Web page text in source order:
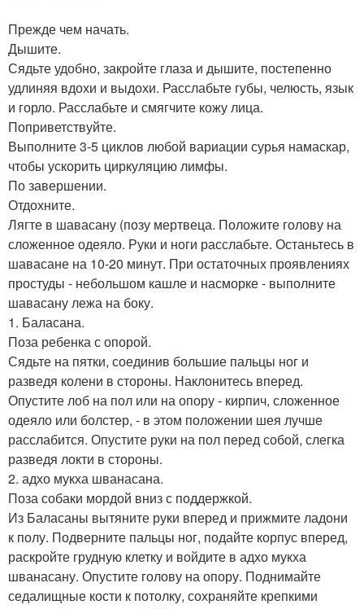
Прежде чем начать.
Дышите.
Сядьте удобно, закройте глаза и дышите, постепенно
удлиняя вдохи и выдохи. Расслабьте губы, челюсть, язык
и горло. Расслабьте и смягчите кожу лица.
Поприветствуйте.
Выполните 3-5 циклов любой вариации сурья намаскар,
чтобы ускорить циркуляцию лимфы.
По завершении.
Отдохните.
Лягте в шавасану (позу мертвеца. Положите голову на
сложенное одеяло. Руки и ноги расслабьте. Останьтесь в
шавасане на 10-20 минут. При остаточных проявлениях
простуды - небольшом кашле и насморке - выполните
шавасану лежа на боку.
1. Баласана.
Поза ребенка с опорой.
Сядьте на пятки, соединив большие пальцы ног и
разведя колени в стороны. Наклонитесь вперед.
Опустите лоб на пол или на опору - кирпич, сложенное
одеяло или болстер, - в этом положении шея лучше
расслабится. Опустите руки на пол перед собой, слегка
разведя локти в стороны.
2. адхо мукха шванасана.
Поза собаки мордой вниз с поддержкой.
Из Баласаны вытяните руки вперед и прижмите ладони
к полу. Подверните пальцы ног, подайте корпус вперед,
раскройте грудную клетку и войдите в адхо мукха
шванасану. Опустите голову на опору. Поднимайте
седалищные кости к потолку, сохраняйте крепкими